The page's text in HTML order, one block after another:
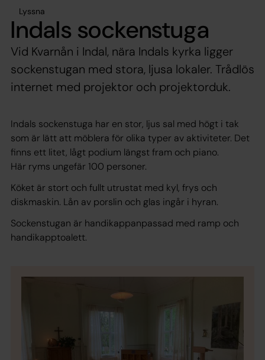
Lyssna
Indals sockenstuga
Vid Kvarnån i Indal, nära Indals kyrka ligger
sockenstugan med stora, ljusa lokaler. Trådlös
internet med projektor och projektorduk.
Indals sockenstuga har en stor, ljus sal med högt i tak
som är lätt att möblera för olika typer av aktiviteter. Det
finns ett litet, lågt podium längst fram och piano.
Här ryms ungefär 100 personer.
Köket är stort och fullt utrustat med kyl, frys och
diskmaskin. Lån av porslin och glas ingår i hyran.
Sockenstugan är handikappanpassad med ramp och
handikapptoalett.